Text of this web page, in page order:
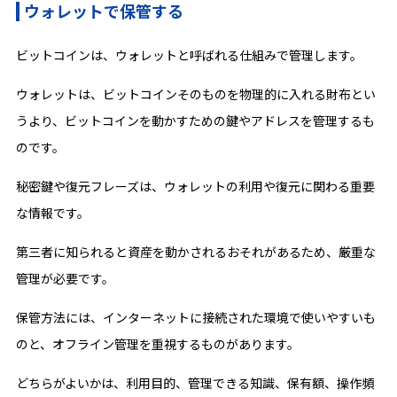
ウォレットで保管する
ビットコインは、ウォレットと呼ばれる仕組みで管理します。
ウォレットは、ビットコインそのものを物理的に入れる財布とい
うより、ビットコインを動かすための鍵やアドレスを管理するも
のです。
秘密鍵や復元フレーズは、ウォレットの利用や復元に関わる重要
な情報です。
第三者に知られると資産を動かされるおそれがあるため、厳重な
管理が必要です。
保管方法には、インターネットに接続された環境で使いやすいも
のと、オフライン管理を重視するものがあります。
どちらがよいかは、利用目的、管理できる知識、保有額、操作頻